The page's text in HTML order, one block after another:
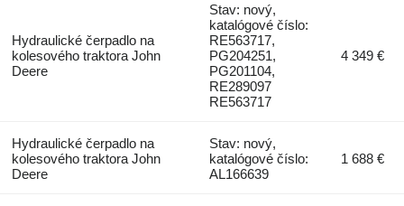
Hydraulické čerpadlo na
kolesového traktora John
Deere
Stav: nový,
katalógové číslo:
RE563717,
PG204251,
PG201104,
RE289097
RE563717
4 349 €
Hydraulické čerpadlo na
kolesového traktora John
Deere
Stav: nový,
katalógové číslo:
AL166639
1 688 €